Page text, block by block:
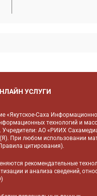
УСЛУГИ
«Якутское-Саха
технологий и
АО «РИИХ
При любом использовании
цитирования).
рекомендательные
и анализа сведений,